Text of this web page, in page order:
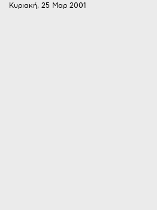
Κυριακή, 25 Μαρ 2001